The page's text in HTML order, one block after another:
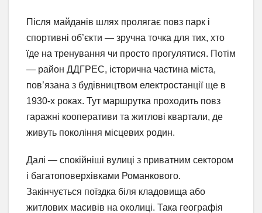
Після майданів шлях пролягає повз парк і
спортивні об’єкти — зручна точка для тих, хто
їде на тренування чи просто прогулятися. Потім
— район ДДГРЕС, історична частина міста,
пов’язана з будівництвом електростанції ще в
1930-х роках. Тут маршрутка проходить повз
гаражні кооперативи та житлові квартали, де
живуть покоління місцевих родин.
Далі — спокійніші вулиці з приватним сектором
і багатоповерхівками Романкового.
Закінчується поїздка біля кладовища або
житлових масивів на околиці. Така географія